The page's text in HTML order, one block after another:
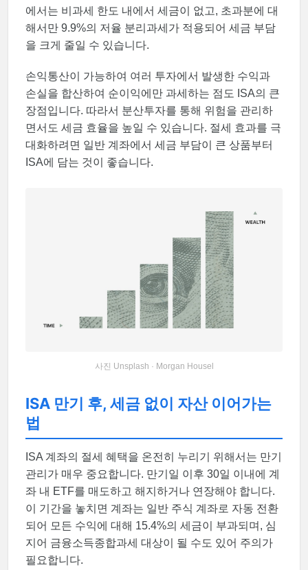
에서는 비과세 한도 내에서 세금이 없고, 초과분에 대
해서만 9.9%의 저율 분리과세가 적용되어 세금 부담
을 크게 줄일 수 있습니다.
손익통산이 가능하여 여러 투자에서 발생한 수익과
손실을 합산하여 순이익에만 과세하는 점도 ISA의 큰
장점입니다. 따라서 분산투자를 통해 위험을 관리하
면서도 세금 효율을 높일 수 있습니다. 절세 효과를 극
대화하려면 일반 계좌에서 세금 부담이 큰 상품부터
ISA에 담는 것이 좋습니다.
사진 Unsplash · Morgan Housel
ISA 만기 후, 세금 없이 자산 이어가는
법
ISA 계좌의 절세 혜택을 온전히 누리기 위해서는 만기
관리가 매우 중요합니다. 만기일 이후 30일 이내에 계
좌 내 ETF를 매도하고 해지하거나 연장해야 합니다.
이 기간을 놓치면 계좌는 일반 주식 계좌로 자동 전환
되어 모든 수익에 대해 15.4%의 세금이 부과되며, 심
지어 금융소득종합과세 대상이 될 수도 있어 주의가
필요합니다.